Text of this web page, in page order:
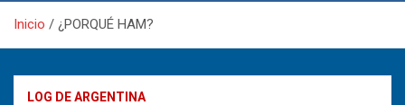
Inicio ¿PORQUÉ HAM?
LOG DE ARGENTINA